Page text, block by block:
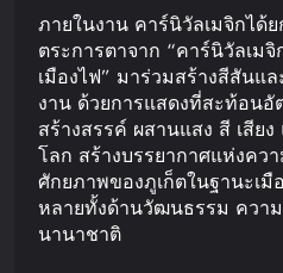
ภายในงาน คาร์นิวัลเมจิกได้
ตระการตาจาก “คาร์นิวัลเม
เมืองไฟ” มาร่วมสร้างสีสันแ
งาน ด้วยการแสดงที่สะท้อน
สร้างสรรค์ ผสานแสง สี เสีย
โลก สร้างบรรยากาศแห่งคว
ศักยภาพของภูเก็ตในฐานะเ
หลายทั้งด้านวัฒนธรรม ควา
นานาชาติ